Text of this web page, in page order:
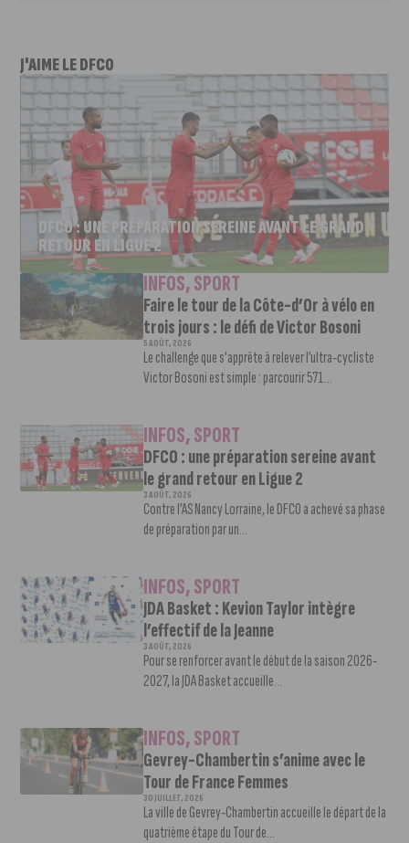
J'AIME LE DFCO
DFCO : UNE PRÉPARATION SEREINE AVANT LE GRAND
RETOUR EN LIGUE 2
INFOS,SPORT
Faire le tour de la Côte-d’Or à vélo en
trois jours : le défi de Victor Bosoni
5 AOÛT, 2026
Le challenge que s’apprête à relever l’ultra-cycliste
Victor Bosoni est simple : parcourir 571...
INFOS,SPORT
DFCO : une préparation sereine avant
le grand retour en Ligue 2
3 AOÛT, 2026
Contre l’AS Nancy Lorraine, le DFCO a achevé sa phase
de préparation par un...
INFOS,SPORT
JDA Basket : Kevion Taylor intègre
l’effectif de la Jeanne
3 AOÛT, 2026
Pour se renforcer avant le début de la saison 2026-
2027, la JDA Basket accueille...
INFOS,SPORT
Gevrey-Chambertin s’anime avec le
Tour de France Femmes
30 JUILLET, 2026
La ville de Gevrey-Chambertin accueille le départ de la
quatrième étape du Tour de...